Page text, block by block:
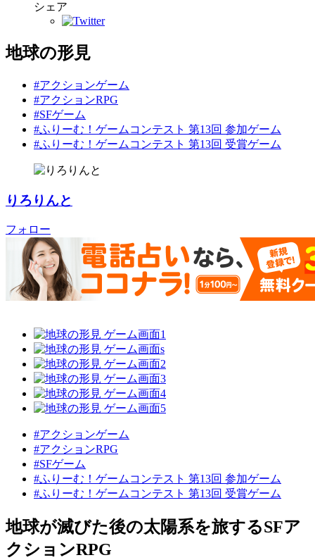
シェア
地球の形見
#アクションゲーム
#アクションRPG
#SFゲーム
#ふりーむ！ゲームコンテスト 第13回 参加ゲーム
#ふりーむ！ゲームコンテスト 第13回 受賞ゲーム
りろりんと
フォロー
#アクションゲーム
#アクションRPG
#SFゲーム
#ふりーむ！ゲームコンテスト 第13回 参加ゲーム
#ふりーむ！ゲームコンテスト 第13回 受賞ゲーム
地球が滅びた後の太陽系を旅するSFア
クションRPG